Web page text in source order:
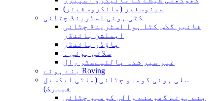
سینوسفیر (مائکروسفیئر)
کٹی ہوئی اسٹرینڈ چٹائی
فائبر گلاس کٹا ہوا اسٹرینڈ چٹائی
ایملشن بائنڈر
پاؤڈر بائنڈر
سلائی ہوئی ۔
غیر سیر شدہ پالئیےسٹر رال
بنے ہوئے Roving
سلی ہوئی کومبو چٹائی (ملٹی ایکسیل
فیبرک)
بنے ہوئے گھومنے والی کومبو چٹائی